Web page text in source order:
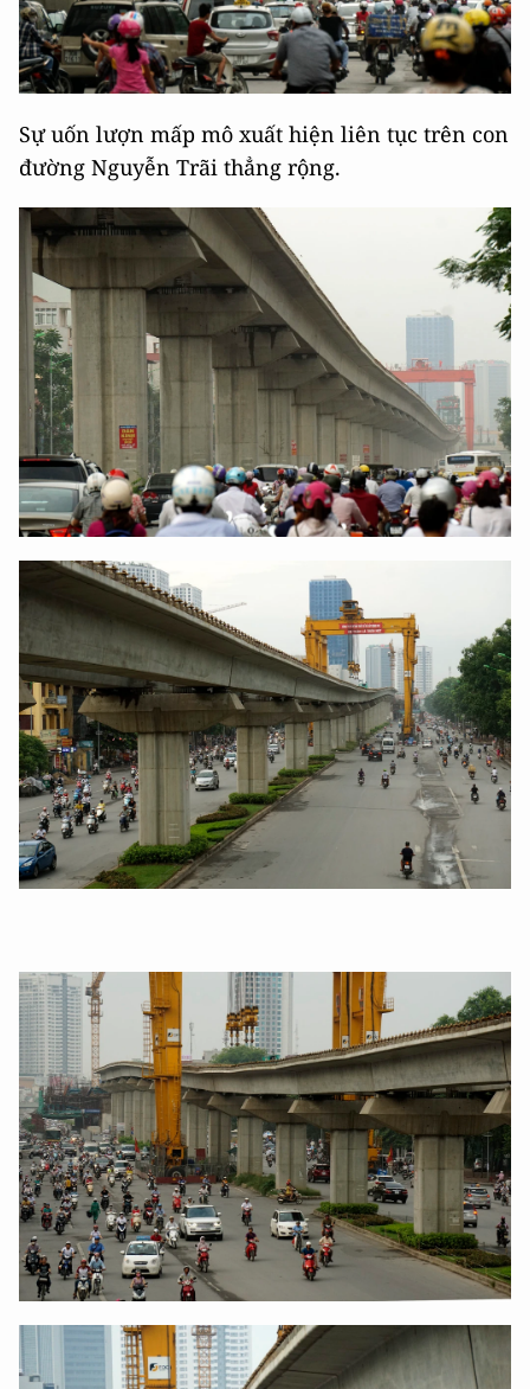
Sự uốn lượn mấp mô xuất hiện liên tục trên con
đường Nguyễn Trãi thẳng rộng.